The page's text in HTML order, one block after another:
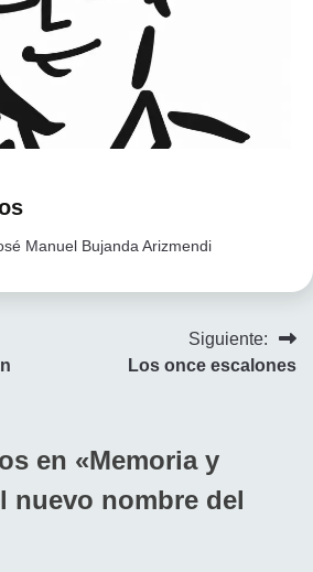
Manuel Bujanda Arizmendi
Siguiente:
Los once escalones
en «Memoria y
nuevo nombre del